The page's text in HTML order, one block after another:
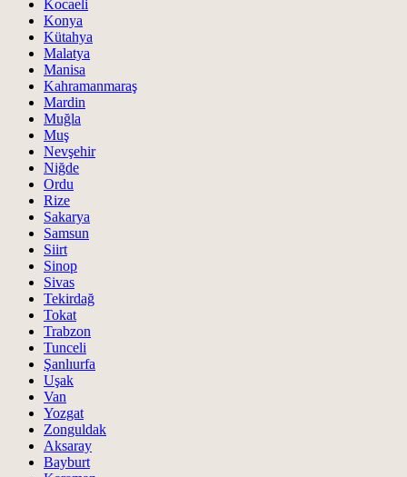
Kocaeli
Konya
Kütahya
Malatya
Manisa
Kahramanmaraş
Mardin
Muğla
Muş
Nevşehir
Niğde
Ordu
Rize
Sakarya
Samsun
Siirt
Sinop
Sivas
Tekirdağ
Tokat
Trabzon
Tunceli
Şanlıurfa
Uşak
Van
Yozgat
Zonguldak
Aksaray
Bayburt